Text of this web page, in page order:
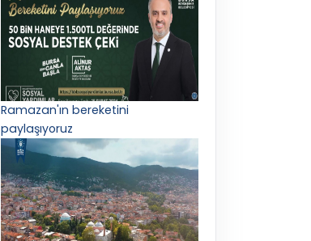
Ramazan'ın bereketini
paylaşıyoruz